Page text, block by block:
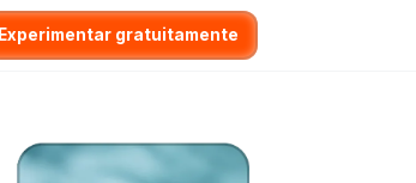
Experimentar gratuitamente